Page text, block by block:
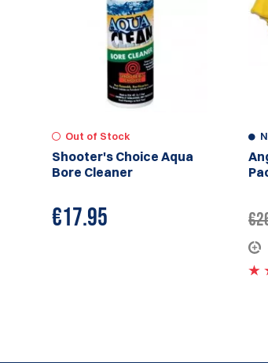
Out of Stock
Shooter's Choice Aqua
Bore Cleaner
€17.95